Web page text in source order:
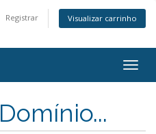
Registrar Visualizar carrinho